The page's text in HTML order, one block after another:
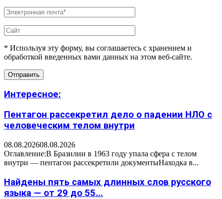
* Используя эту форму, вы соглашаетесь с хранением и
обработкой введенных вами данных на этом веб-сайте.
Интересное:
Пентагон рассекретил дело о падении НЛО с
человеческим телом внутри
08.08.202608.08.2026
Оглавление:В Бразилии в 1963 году упала сфера с телом
внутри — пентагон рассекретили документыНаходка в...
Найдены пять самых длинных слов русского
языка — от 29 до 55...